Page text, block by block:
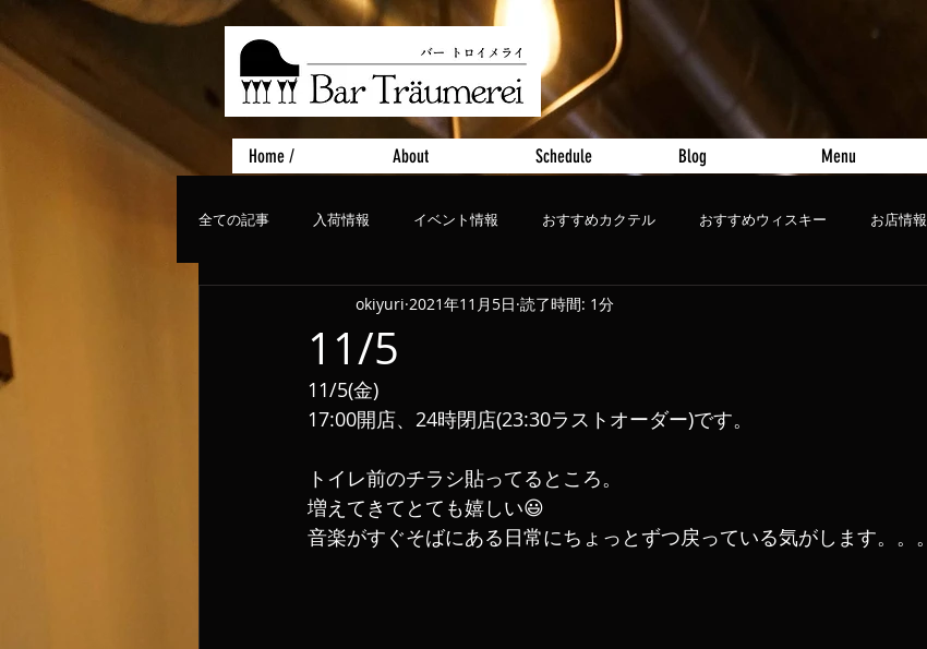
Home / About Schedule Blog Menu
全ての記事 入荷情報 イベント情報 おすすめカクテル おすすめウィスキー お店情報
ライブ、コンサート おすすめビール
11/5
okiyuri 2021年11月5日 読了時間: 1分
11/5(金)
17:00開店、24時閉店(23:30ラストオーダー)です。
トイレ前のチラシ貼ってるところ。
増えてきてとても嬉しい😃
音楽がすぐそばにある日常にちょっとずつ戻っている気がします。。。